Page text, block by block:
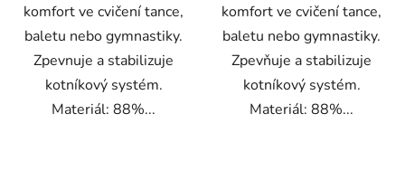
komfort ve cvičení tance,
baletu nebo gymnastiky.
Zpevnuje a stabilizuje
kotníkový systém.
Materiál: 88%...
komfort ve cvičení tance,
baletu nebo gymnastiky.
Zpevňuje a stabilizuje
kotníkový systém.
Materiál: 88%...